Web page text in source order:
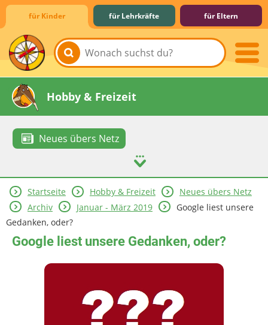
für Kinder für Lehrkräfte für Eltern
Lernen & Schule
Hobby & Freizeit
Neues übers Netz
Spiel & Spaß
Mitreden & Mitmachen
Startseite Hobby & Freizeit
Neues übers Netz
Archiv
Januar - März 2019
Google liest unsere
Gedanken, oder?
Google liest unsere Gedanken, oder?